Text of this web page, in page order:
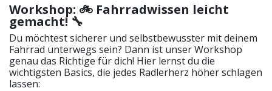
Workshop: 🚲 Fahrradwissen leicht
gemacht! 🔧
Du möchtest sicherer und selbstbewusster mit deinem
Fahrrad unterwegs sein? Dann ist unser Workshop
genau das Richtige für dich! Hier lernst du die
wichtigsten Basics, die jedes Radlerherz höher schlagen
lassen: